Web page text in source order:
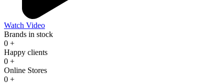
Watch Video
Brands in stock
0 +
Happy clients
0 +
Online Stores
0 +